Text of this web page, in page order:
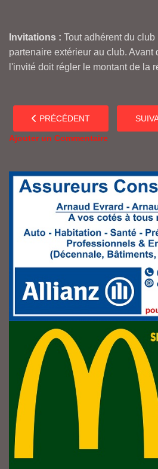
Invitations : Tout adhérent du club
partenaire extérieur au club. Avant
l'invité doit régler le montant de la
ARTICLE PRÉCÉDENT : LE
PRÉCÉDENT
Ajouter un Commentaire